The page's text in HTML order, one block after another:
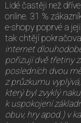
Lidé častěji než
online. 31 %
e-shopy poprvé a
tak chtějí
internet
pořizují dvě třetiny
posledních dvou
z průzkumu
který byl zvyklý
k uspokojení
obuv, hry apod.) v